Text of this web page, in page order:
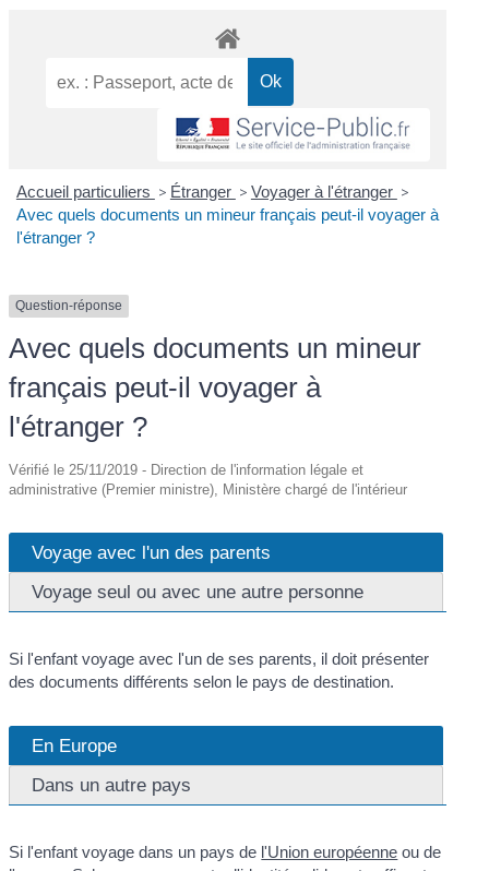
Accueil particuliers > Étranger > Voyager à l'étranger >
Avec quels documents un mineur français peut-il voyager à
l'étranger ?
Question-réponse
Avec quels documents un mineur
français peut-il voyager à
l'étranger ?
Vérifié le 25/11/2019 - Direction de l'information légale et
administrative (Premier ministre), Ministère chargé de l'intérieur
Voyage avec l'un des parents
Voyage seul ou avec une autre personne
Si l'enfant voyage avec l'un de ses parents, il doit présenter
des documents différents selon le pays de destination.
En Europe
Dans un autre pays
Si l'enfant voyage dans un pays de l'Union européenne ou de